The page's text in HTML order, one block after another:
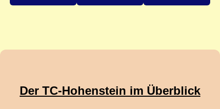
Der TC-Hohenstein im Überblick